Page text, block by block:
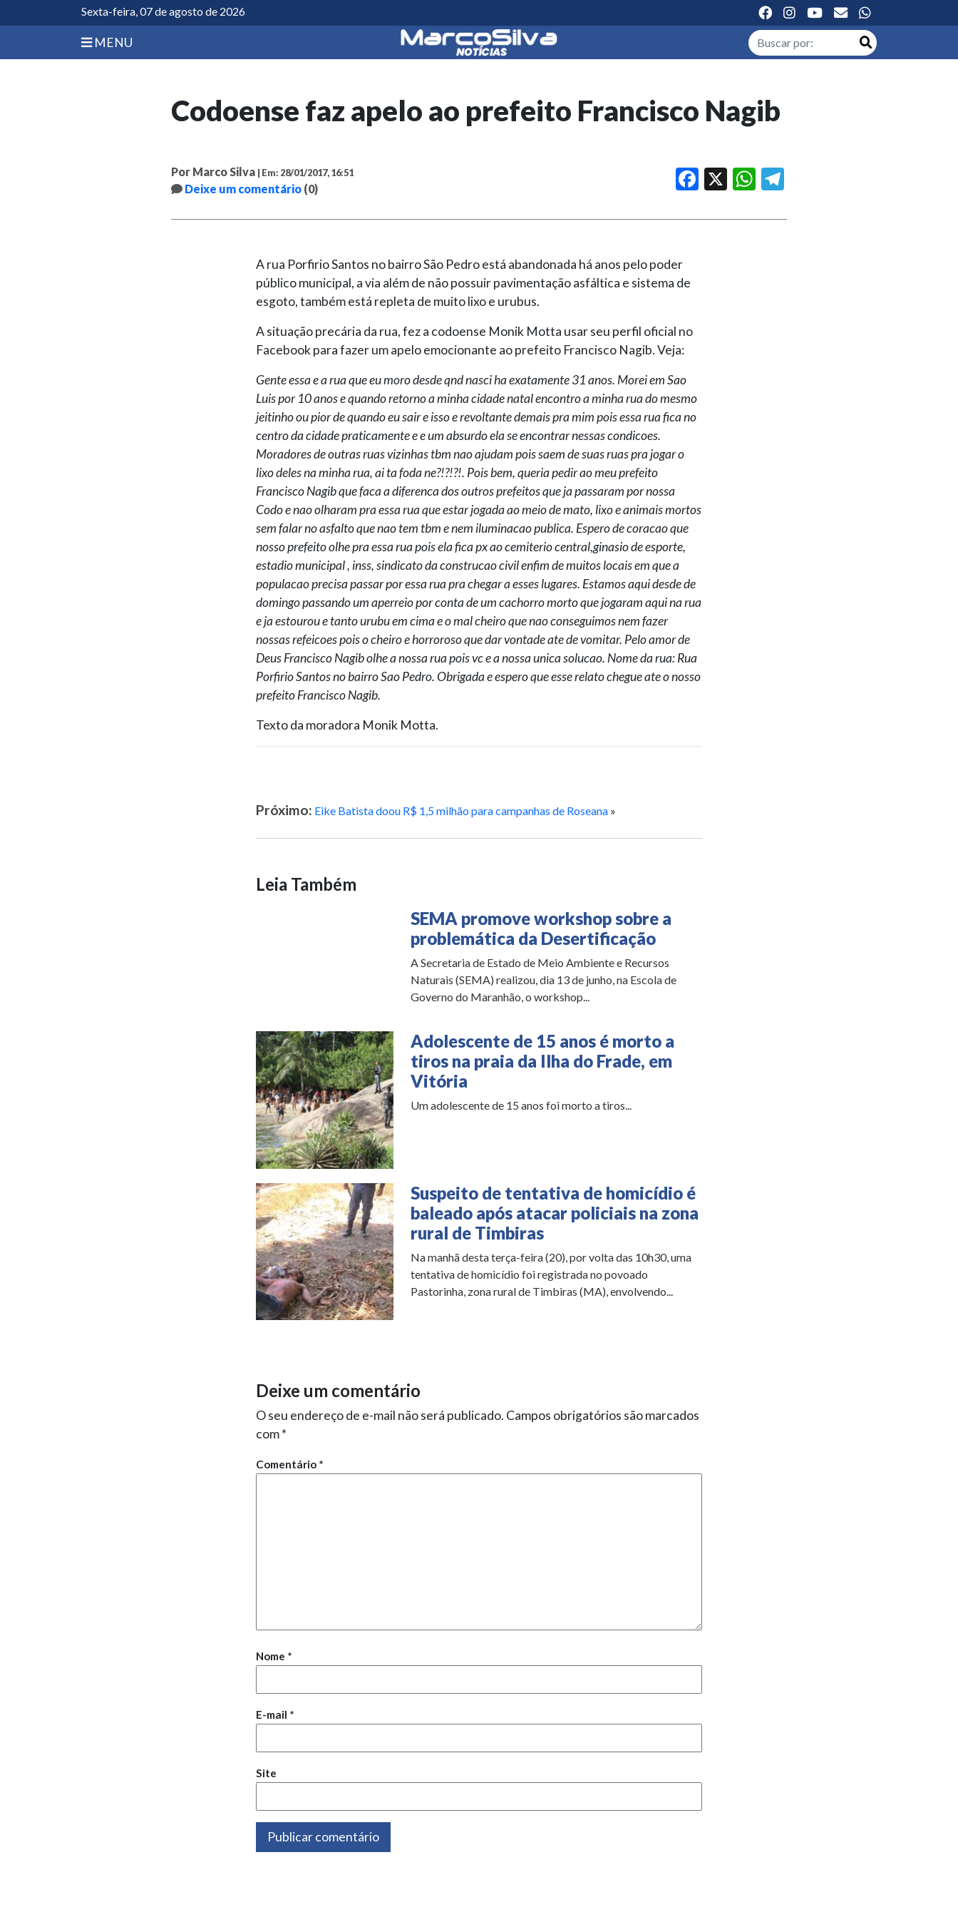
Sexta-feira, 07 de agosto de 2026
MENU
Codoense faz apelo ao prefeito Francisco Nagib
Por Marco Silva | Em: 28/01/2017, 16:51
Deixe um comentário (0)
Facebook WhatsApp
A rua Porfirio Santos no bairro São Pedro está abandonada há anos pelo poder
público municipal, a via além de não possuir pavimentação asfáltica e sistema de
esgoto, também está repleta de muito lixo e urubus.
A situação precária da rua, fez a codoense Monik Motta usar seu perfil oficial no
Facebook para fazer um apelo emocionante ao prefeito Francisco Nagib. Veja:
Gente essa e a rua que eu moro desde qnd nasci ha exatamente 31 anos. Morei em Sao
Luis por 10 anos e quando retorno a minha cidade natal encontro a minha rua do mesmo
jeitinho ou pior de quando eu sair e isso e revoltante demais pra mim pois essa rua fica no
centro da cidade praticamente e e um absurdo ela se encontrar nessas condicoes.
Moradores de outras ruas vizinhas tbm nao ajudam pois saem de suas ruas pra jogar o
lixo deles na minha rua, ai ta foda ne?!?!?!. Pois bem, queria pedir ao meu prefeito
Francisco Nagib que faca a diferenca dos outros prefeitos que ja passaram por nossa
Codo e nao olharam pra essa rua que estar jogada ao meio de mato, lixo e animais mortos
sem falar no asfalto que nao tem tbm e nem iluminacao publica. Espero de coracao que
nosso prefeito olhe pra essa rua pois ela fica px ao cemiterio central,ginasio de esporte,
estadio municipal , inss, sindicato da construcao civil enfim de muitos locais em que a
populacao precisa passar por essa rua pra chegar a esses lugares. Estamos aqui desde de
domingo passando um aperreio por conta de um cachorro morto que jogaram aqui na rua
e ja estourou e tanto urubu em cima e o mal cheiro que nao conseguimos nem fazer
nossas refeicoes pois o cheiro e horroroso que dar vontade ate de vomitar. Pelo amor de
Deus Francisco Nagib olhe a nossa rua pois vc e a nossa unica solucao. Nome da rua: Rua
Porfirio Santos no bairro Sao Pedro. Obrigada e espero que esse relato chegue ate o nosso
prefeito Francisco Nagib.
Texto da moradora Monik Motta.
Próximo: Eike Batista doou R$ 1,5 milhão para campanhas de Roseana »
Leia Também
SEMA promove workshop sobre a
problemática da Desertificação
A Secretaria de Estado de Meio Ambiente e Recursos
Naturais (SEMA) realizou, dia 13 de junho, na Escola de
Governo do Maranhão, o workshop...
Adolescente de 15 anos é morto a
tiros na praia da Ilha do Frade, em
Vitória
Um adolescente de 15 anos foi morto a tiros...
Suspeito de tentativa de homicídio é
baleado após atacar policiais na zona
rural de Timbiras
Na manhã desta terça-feira (20), por volta das 10h30, uma
tentativa de homicídio foi registrada no povoado
Pastorinha, zona rural de Timbiras (MA), envolvendo...
Deixe um comentário
O seu endereço de e-mail não será publicado. Campos obrigatórios são marcados
com*
Comentário *
Nome *
E-mail *
Site